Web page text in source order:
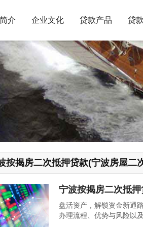
介 企业文化 贷款产品 贷
按揭房二次抵押贷款(宁波房屋二
宁波按揭房二次抵
盘活资产，解锁资金新通
办理流程、优势与风险以